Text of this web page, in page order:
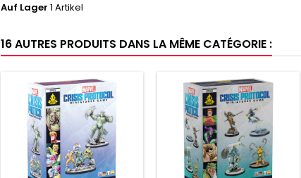
Auf Lager 1 Artikel
16 AUTRES PRODUITS DANS LA MÊME CATÉGORIE :